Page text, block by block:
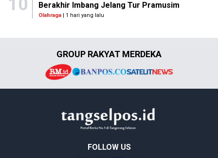
10
Berakhir Imbang Jelang Tur Pramusim
Olahraga| 1 hari yang lalu
GROUP RAKYAT MERDEKA
FOLLOW US